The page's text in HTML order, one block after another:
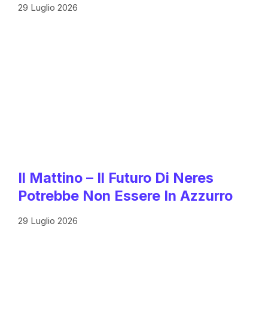
29 Luglio 2026
Il Mattino – Il Futuro Di Neres
Potrebbe Non Essere In Azzurro
29 Luglio 2026